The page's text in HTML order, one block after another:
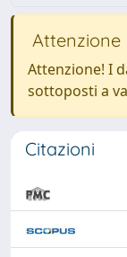
Attenzione
Attenzione! I
sottoposti a
Citazioni